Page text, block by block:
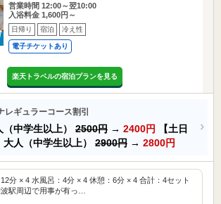
営業時間 12:00～翌10:00
入浴料金 1,600円～
日帰り 宿泊 冷え性
電子チケットあり
楽天トラベルの宿泊プランを見る
レギュラーコース割引
（中学生以上） 2500円 → 2400円
【土日
人（中学生以上） 2900円 → 2800円
分 × 4 水風呂：4分 × 4 休憩：6分 × 4 合計：4セット
駅周辺で用事が有っ…